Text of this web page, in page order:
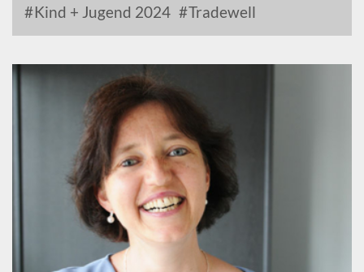
Kind + Jugend 2024
Tradewell